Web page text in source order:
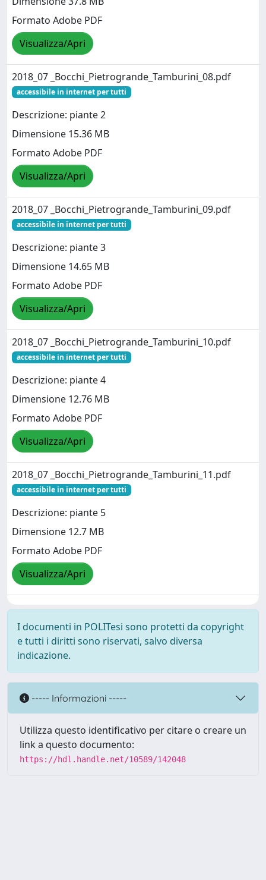
Formato Adobe PDF
Visualizza/Apri
2018_07 _Bocchi_Pietrogrande_Tamburini_08.pdf
accessibile in internet per tutti
Descrizione: piante 2
Dimensione 15.36 MB
Formato Adobe PDF
Visualizza/Apri
2018_07 _Bocchi_Pietrogrande_Tamburini_09.pdf
accessibile in internet per tutti
Descrizione: piante 3
Dimensione 14.65 MB
Formato Adobe PDF
Visualizza/Apri
2018_07 _Bocchi_Pietrogrande_Tamburini_10.pdf
accessibile in internet per tutti
Descrizione: piante 4
Dimensione 12.76 MB
Formato Adobe PDF
Visualizza/Apri
2018_07 _Bocchi_Pietrogrande_Tamburini_11.pdf
accessibile in internet per tutti
Descrizione: piante 5
Dimensione 12.7 MB
Formato Adobe PDF
Visualizza/Apri
I documenti in POLITesi sono protetti da copyright
e tutti i diritti sono riservati, salvo diversa
indicazione.
----- Informazioni -----
Utilizza questo identificativo per citare o creare un
link a questo documento:
https://hdl.handle.net/10589/142048